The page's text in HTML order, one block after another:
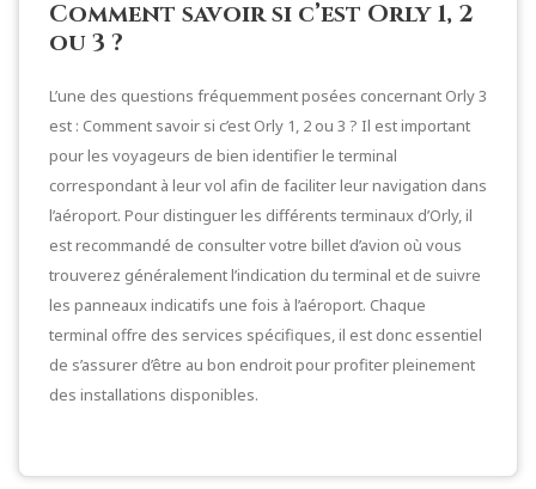
Comment savoir si c’est Orly 1, 2
ou 3 ?
L’une des questions fréquemment posées concernant Orly 3
est : Comment savoir si c’est Orly 1, 2 ou 3 ? Il est important
pour les voyageurs de bien identifier le terminal
correspondant à leur vol afin de faciliter leur navigation dans
l’aéroport. Pour distinguer les différents terminaux d’Orly, il
est recommandé de consulter votre billet d’avion où vous
trouverez généralement l’indication du terminal et de suivre
les panneaux indicatifs une fois à l’aéroport. Chaque
terminal offre des services spécifiques, il est donc essentiel
de s’assurer d’être au bon endroit pour profiter pleinement
des installations disponibles.